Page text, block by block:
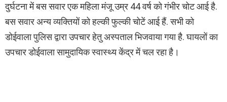
दुर्घटना में बस सवार एक महिला मंजू उम्र 44 वर्ष को गंभीर चोट आई है.
बस सवार अन्य व्यक्तियों को हल्की फुल्की चोटें आई हैं. सभी को
डोईवाला पुलिस द्वारा उपचार हेतु अस्पताल भिजवाया गया है. घायलों का
उपचार डोईवाला सामुदायिक स्वास्थ्य केंद्र में चल रहा है।